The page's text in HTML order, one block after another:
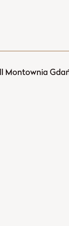
Montownia